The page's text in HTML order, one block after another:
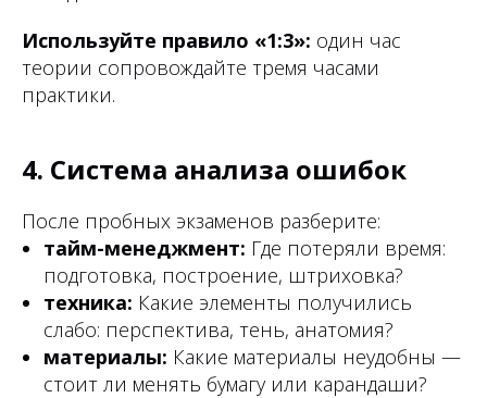
Используйте правило «1:3»: один час
теории сопровождайте тремя часами
практики.
4. Система анализа ошибок
После пробных экзаменов разберите:
тайм-менеджмент: Где потеряли время:
подготовка, построение, штриховка?
техника: Какие элементы получились
слабо: перспектива, тень, анатомия?
материалы: Какие материалы неудобны —
стоит ли менять бумагу или карандаши?